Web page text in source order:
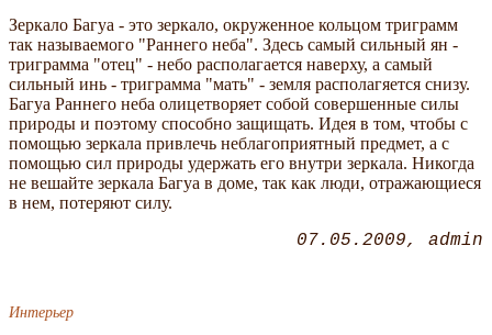
Зеркало Багуа - это зеркало, окруженное кольцом триграмм
так называемого "Раннего неба". Здесь самый сильный ян -
триграмма "отец" - небо располагается наверху, а самый
сильный инь - триграмма "мать" - земля располагяется снизу.
Багуа Раннего неба олицетворяет собой совершенные силы
природы и поэтому способно защищать. Идея в том, чтобы с
помощью зеркала привлечь неблагоприятный предмет, а с
помощью сил природы удержать его внутри зеркала. Никогда
не вешайте зеркала Багуа в доме, так как люди, отражающиеся
в нем, потеряют силу.
07.05.2009 admin
Интерьер